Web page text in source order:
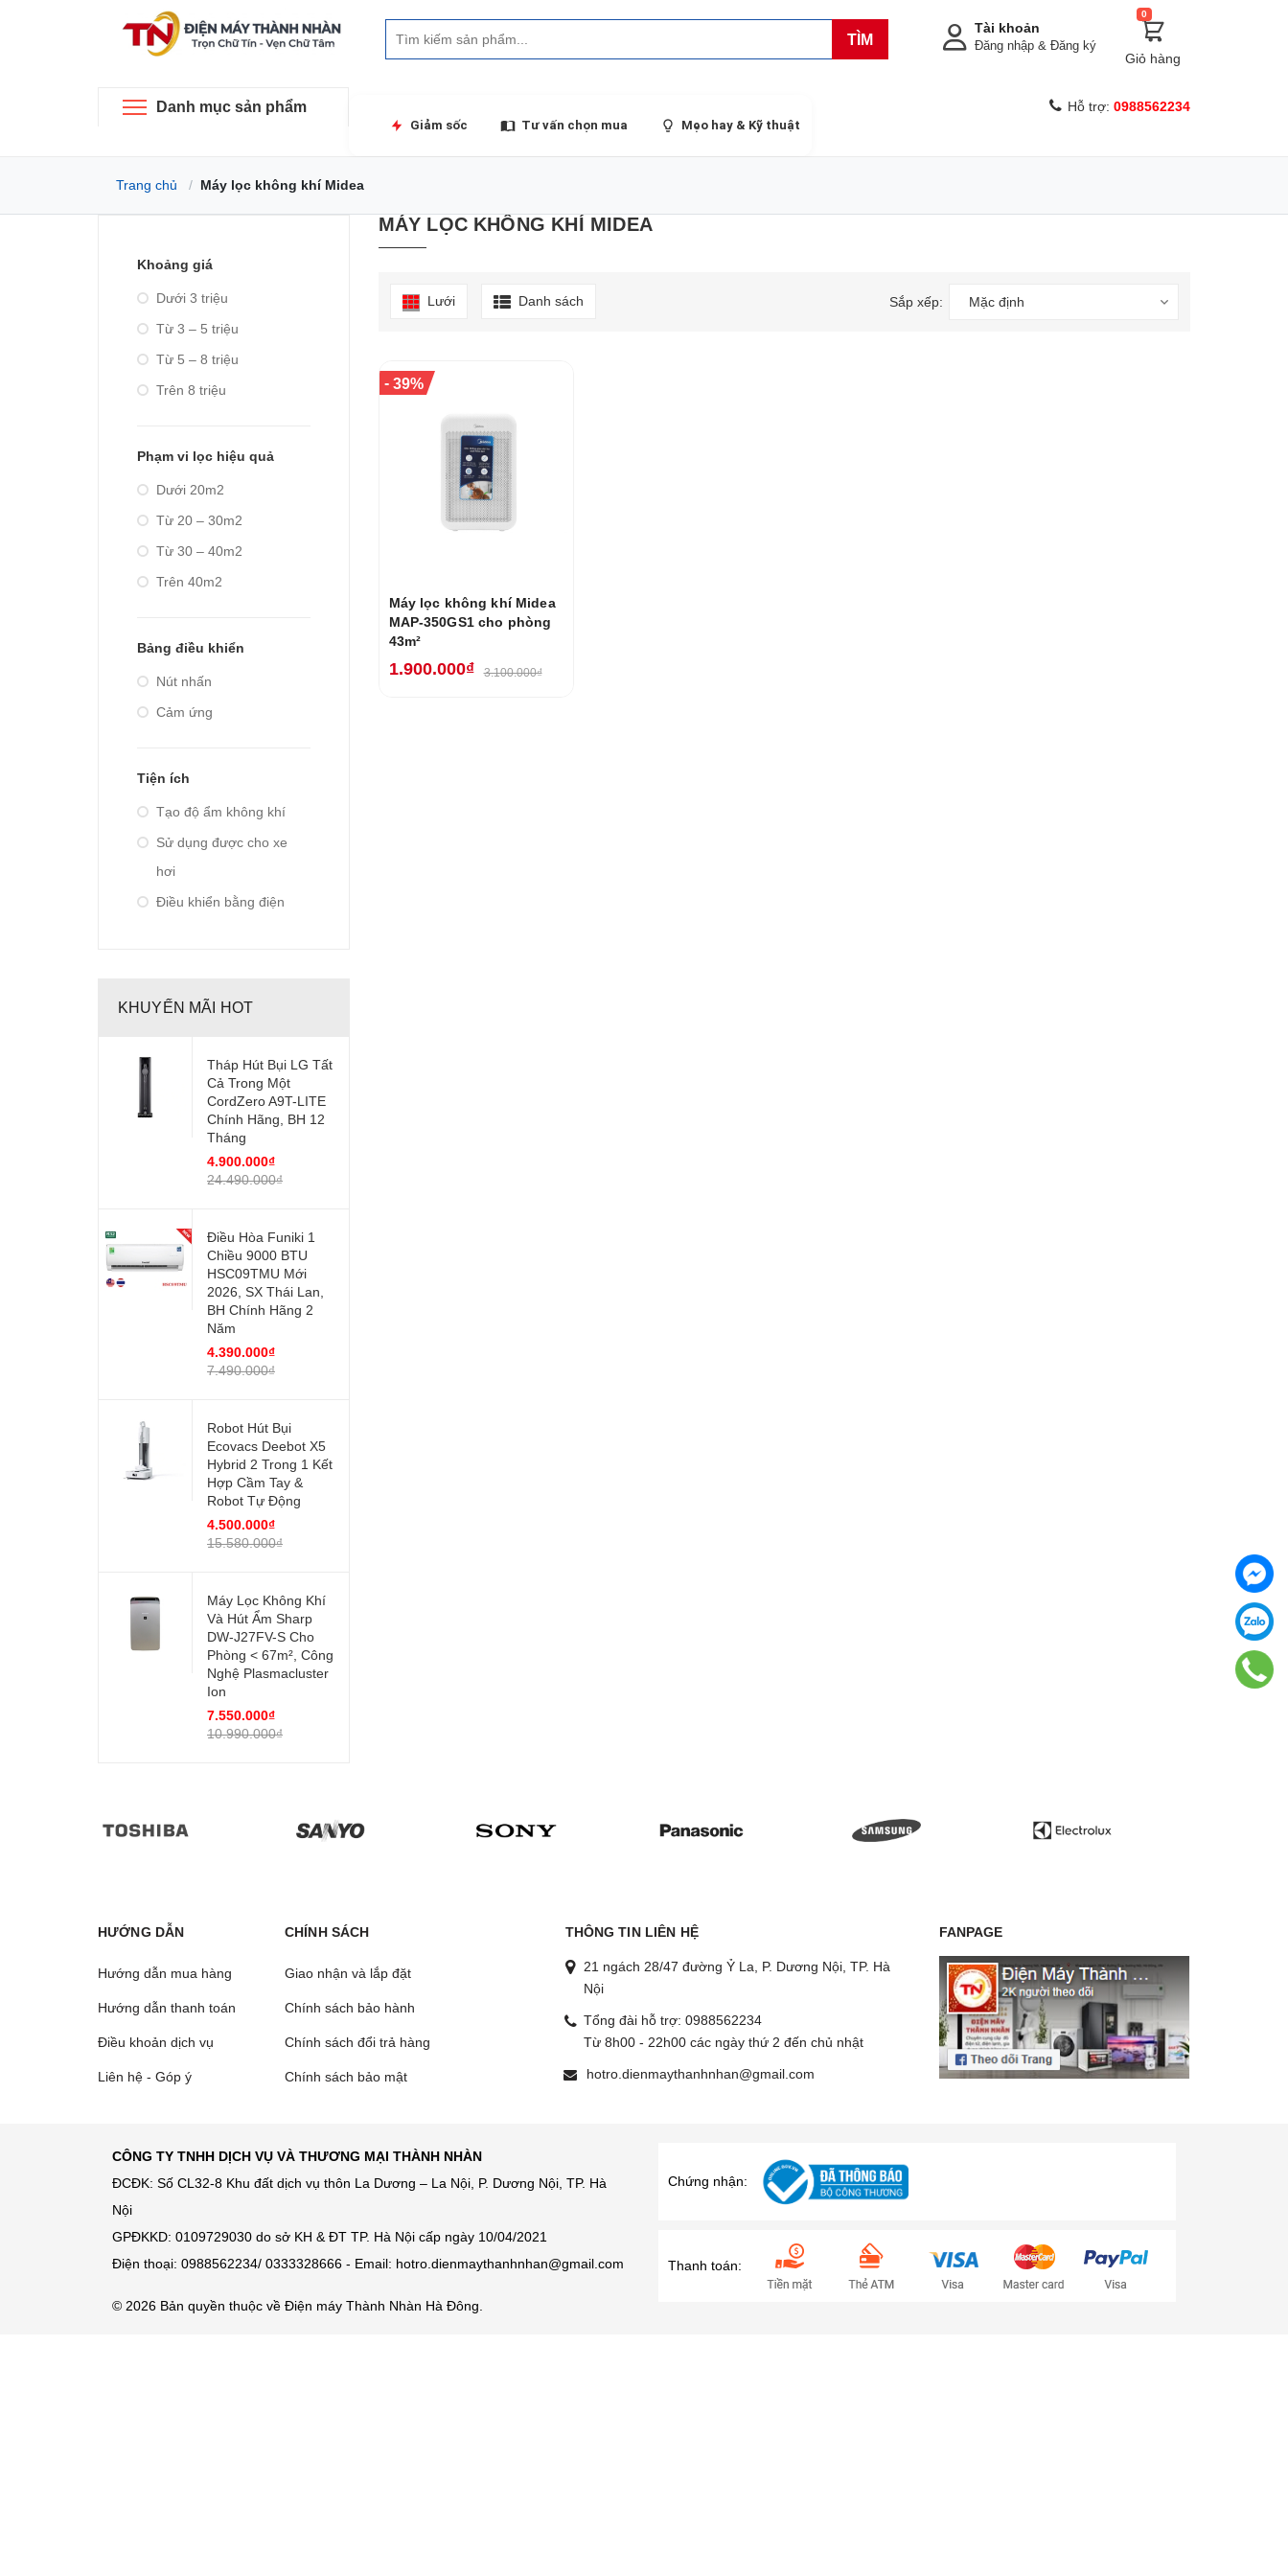
TÌM
0
Giỏ hàng
Tài khoản
Đăng nhập & Đăng ký
Danh mục sản phẩm
Giảm sốc Tư vấn chọn mua Mẹo hay & Kỹ thuật
Hỗ trợ: 0988562234
Trang chủ Máy lọc không khí Midea
Khoảng giá
Dưới 3 triệu
Từ 3 – 5 triệu
Từ 5 – 8 triệu
Trên 8 triệu
Phạm vi lọc hiệu quả
Dưới 20m2
Từ 20 – 30m2
Từ 30 – 40m2
Trên 40m2
Bảng điều khiển
Nút nhấn
Cảm ứng
Tiện ích
Tạo độ ẩm không khí
Sử dụng được cho xe
hơi
Điều khiển bằng điện
KHUYẾN MÃI HOT
Tháp Hút Bụi LG Tất
Cả Trong Một
CordZero A9T-LITE
Chính Hãng, BH 12
Tháng
4.900.000₫
24.490.000₫
Điều Hòa Funiki 1
Chiều 9000 BTU
HSC09TMU Mới
2026, SX Thái Lan,
BH Chính Hãng 2
Năm
4.390.000₫
7.490.000₫
Robot Hút Bụi
Ecovacs Deebot X5
Hybrid 2 Trong 1 Kết
Hợp Cầm Tay &
Robot Tự Động
4.500.000₫
15.580.000₫
Máy Lọc Không Khí
Và Hút Ẩm Sharp
DW-J27FV-S Cho
Phòng < 67m², Công
Nghệ Plasmacluster
Ion
7.550.000₫
10.990.000₫
MÁY LỌC KHÔNG KHÍ MIDEA
Lưới Danh sách Sắp xếp: Mặc định
- 39%
Máy lọc không khí Midea
MAP-350GS1 cho phòng
43m²
1.900.000₫ 3.100.000₫
HƯỚNG DẪN
Hướng dẫn mua hàng
Hướng dẫn thanh toán
Điều khoản dịch vụ
Liên hệ - Góp ý
CHÍNH SÁCH
Giao nhận và lắp đặt
Chính sách bảo hành
Chính sách đổi trả hàng
Chính sách bảo mật
THÔNG TIN LIÊN HỆ
21 ngách 28/47 đường Ỷ La, P. Dương Nội, TP. Hà
Nội
Tổng đài hỗ trợ: 0988562234
Từ 8h00 - 22h00 các ngày thứ 2 đến chủ nhật
hotro.dienmaythanhnhan@gmail.com
FANPAGE
CÔNG TY TNHH DỊCH VỤ VÀ THƯƠNG MẠI THÀNH NHÀN
ĐCĐK: Số CL32-8 Khu đất dịch vụ thôn La Dương – La Nội, P. Dương Nội, TP. Hà
Nội
GPĐKKD: 0109729030 do sở KH & ĐT TP. Hà Nội cấp ngày 10/04/2021
Điện thoại: 0988562234/ 0333328666 - Email: hotro.dienmaythanhnhan@gmail.com
© 2026 Bản quyền thuộc về Điện máy Thành Nhàn Hà Đông.
Chứng nhận:
Thanh toán: